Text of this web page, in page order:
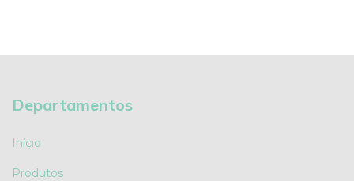
Departamentos
Início
Produtos